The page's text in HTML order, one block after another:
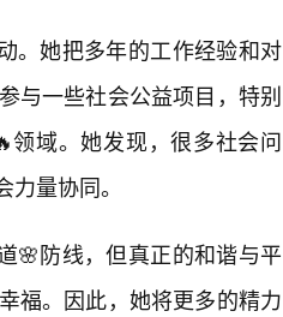
。她把多年的工作经验和对
与一些社会公益项目，特别
领域。她发现，很多社会问
量协同。
🌸防线，但真正的和谐与平
福。因此，她将更多的精力